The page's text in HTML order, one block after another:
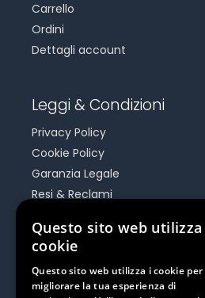
Carrello
Ordini
Dettagli account
Leggi & Condizioni
Privacy Policy
Cookie Policy
Garanzia Legale
Resi & Reclami
Be Social
Questo sito web utilizza
cookie
Questo sito web utilizza i cookie per
migliorare la tua esperienza di